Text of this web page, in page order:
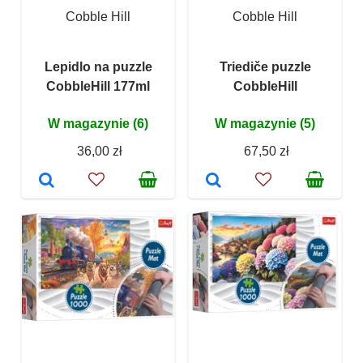
Cobble Hill
Lepidlo na puzzle
CobbleHill 177ml
W magazynie (6)
36,00 zł
Cobble Hill
Triediče puzzle
CobbleHill
W magazynie (5)
67,50 zł